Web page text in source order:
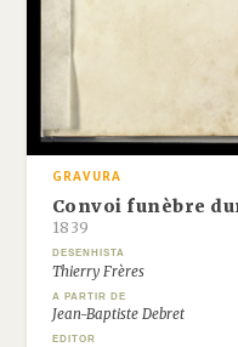
GRAVURA
Convoi funèbre
1839
DESENHISTA
Thierry Frères
A PARTIR DE
Jean-Baptiste Debret
EDITOR